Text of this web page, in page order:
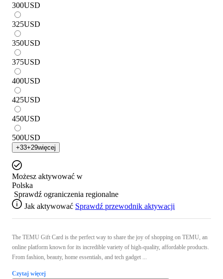
300USD
325USD
350USD
375USD
400USD
425USD
450USD
500USD
+33+29więcej
Możesz aktywować w
Polska
Sprawdź ograniczenia regionalne
Jak aktywować Sprawdź przewodnik aktywacji
The TEMU Gift Card is the perfect way to share the joy of shopping on TEMU, an
online platform known for its incredible variety of high-quality, affordable products.
From fashion, beauty, home essentials, and tech gadget ...
Czytaj więcej